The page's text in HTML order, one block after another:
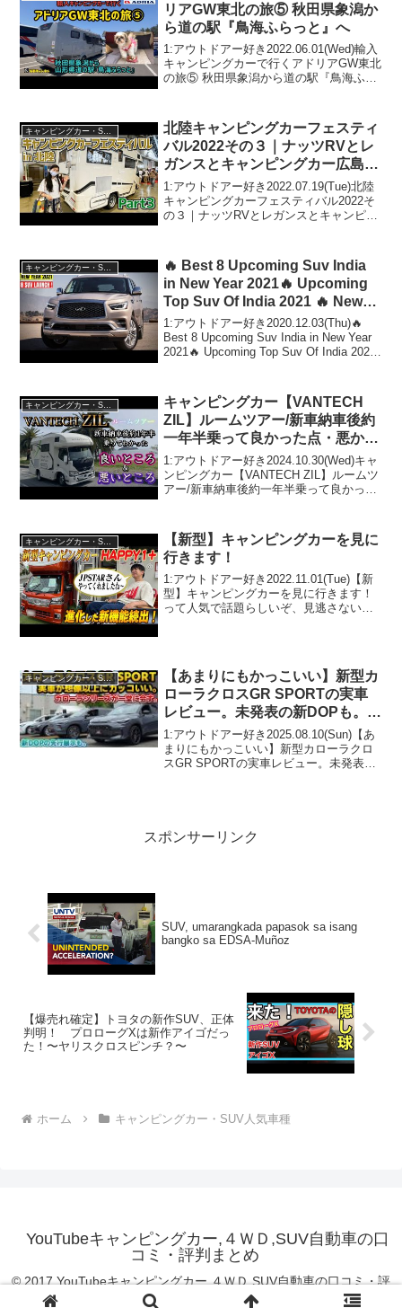
リアGW東北の旅⑤ 秋田県象潟か
ら道の駅『鳥海ふらっと』へ
1:アウトドアー好き2022.06.01(Wed)輸入
キャンピングカーで行くアドリアGW東北
の旅⑤ 秋田県象潟から道の駅『鳥海ふら
2022.06.01(Wed)この動画は注...
北陸キャンピングカーフェスティ
バル2022その３｜ナッツRVとレ
ガンスとキャンピングカー広島と
バンテック
1:アウトドアー好き2022.07.19(Tue)北陸
キャンピングカーフェスティバル2022そ
の３｜ナッツRVとレガンスとキャンピン
アー好き2022.07.19(Tu...
キャンピングカー・SUV人気車種
🔥 Best 8 Upcoming Suv India
in New Year 2021🔥 Upcoming
Top Suv Of India 2021 🔥 New
suv
1:アウトドアー好き2020.12.03(Thu)🔥
Best 8 Upcoming Suv India in New Year
2021🔥 Upcoming Top Suv Of India 2021
キャンピングカー【VANTECH
ZIL】ルームツアー/新車納車後約
一年半乗って良かった点・悪かっ
た点＆買って良かったアイテムを
お話しします
1:アウトドアー好き2024.10.30(Wed)キャ
ンピングカー【VANTECH ZIL】ルームツ
アー/新車納車後約一年半乗って良かった
ぞ、見逃さないで！！2:アウト...
【新型】キャンピングカーを見に
行きます！
1:アウトドアー好き2022.11.01(Tue)【新
型】キャンピングカーを見に行きます！
って人気で話題らしいぞ、見逃さない
キャンピングカー・SUV人気車種
【あまりにもかっこいい】新型カ
ローラクロスGR SPORTの実車
レビュー。未発表の新DOPも。レ
クサスLBX生産の地で開催された
COROLLAイベントレポート！
【KINTOタイアップ】
1:アウトドアー好き2025.08.10(Sun)【あ
まりにもかっこいい】新型カローラクロ
スGR SPORTの実車レビュー。未発表の
スポンサーリンク
SUV, umarangkada papasok sa isang
bangko sa EDSA-Muñoz
【爆売れ確定】トヨタの新作SUV、正体
判明！ プロローグXは新作アイゴだっ
た！〜ヤリスクロスピンチ？〜
ホーム キャンピングカー・SUV人気車種
YouTubeキャンピングカー,４ＷＤ,SUV自動車の口
コミ・評判まとめ
© 2017 YouTubeキャンピングカー,４ＷＤ,SUV自動車の口コミ・評